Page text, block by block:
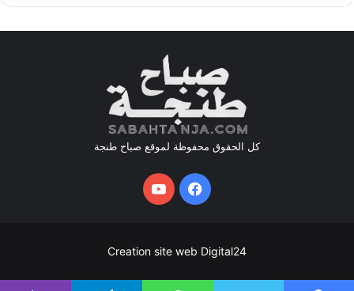
كل الحقوق محفوظة لموقع صباح طنجة
فيسبوكيوتيوب
Creation site web Digital24